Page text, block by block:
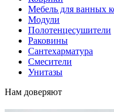
Мебель для ванных
Модули
Полотенцесушители
Раковины
Сантехарматура
Смесители
Унитазы
Нам доверяют